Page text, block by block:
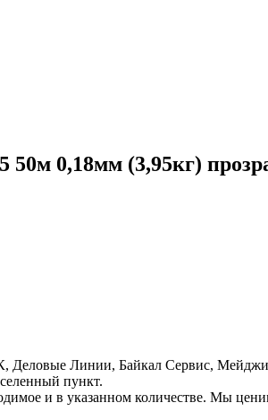
0,18мм (3,95кг)
Линии, Байкал Сервис,
пункт.
и в указанном количестве. Мы